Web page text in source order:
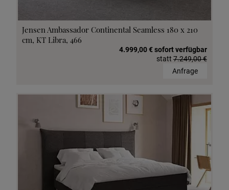
Jensen Ambassador Continental Seamless 180 x 210
cm, KT Libra, 466
4.999,00 € sofort verfügbar
statt 7.249,00 €
Anfrage